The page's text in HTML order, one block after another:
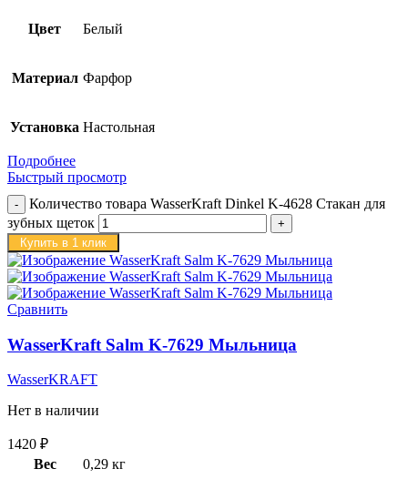
Цвет Белый
Материал Фарфор
Установка Настольная
Подробнее
Быстрый просмотр
Количество товара WasserKraft Dinkel K-4628 Стакан для
зубных щеток
Купить в 1 клик
Сравнить
WasserKraft Salm K-7629 Мыльница
WasserKRAFT
Нет в наличии
1420 ₽
Вес
0,29 кг